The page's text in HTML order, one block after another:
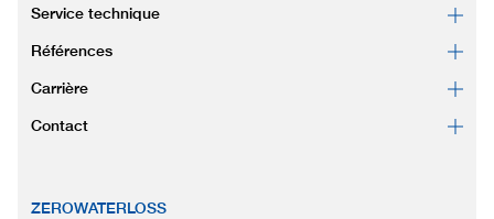
Service technique
Références
Carrière
Contact
ZEROWATERLOSS